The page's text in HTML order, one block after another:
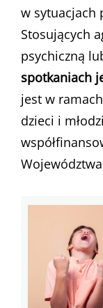
w sytuacjach
Stosujących
psychiczną
spotkaniach
jest w
dzieci i